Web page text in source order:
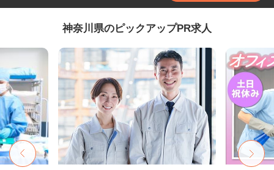
神奈川県のピックアップPR求人